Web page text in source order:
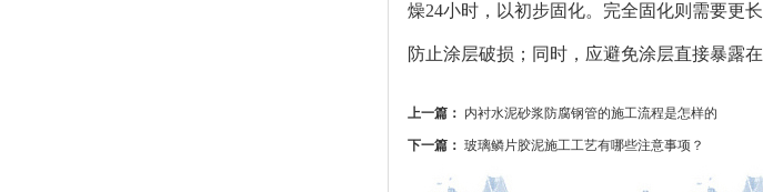
燥24小时，以初步固化。完全固化则需要更
防止涂层破损；同时，应避免涂层直接暴露
上一篇： 内衬水泥砂浆防腐钢管的施工流程是怎样的
下一篇： 玻璃鳞片胶泥施工工艺有哪些注意事项？